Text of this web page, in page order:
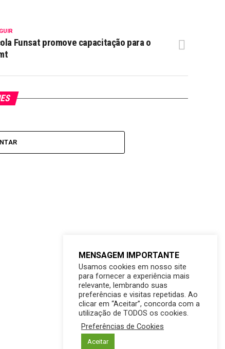
Funsat promove capacitação para o
MENSAGEM IMPORTANTE
Usamos cookies em nosso site
para fornecer a experiência mais
relevante, lembrando suas
preferências e visitas repetidas. Ao
clicar em “Aceitar”, concorda com a
utilização de TODOS os cookies.
Preferências de Cookies
Aceitar